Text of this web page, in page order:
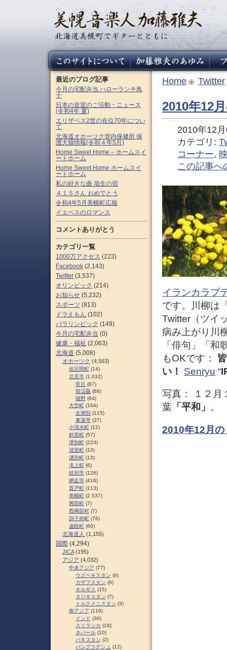
Home Twitter
2010年12
2010年12
カテゴリ:
コーナー,
この記事へ
イランカラプ
です。川柳は
Twitter（ツイ
病み上がり川
「俳句」「
もOKです：
い！
Senryu “
写真： １２月
葉 「平和」 。
2010年12月の
最近のブログ記事
今月の宅配弁当 ハローランチ鳥
十
日本の皇室のご活動・ニュース
(令和4年 夏)
エリザベス2世の在位70年につい
て
北海道オホーツク管内保健所 保
護犬猫情報(令和４年5月)
Home Sweet Home – ホームスイ
ートホーム
Home Sweet Home ホームスイ
ートホーム
私の好きな曲 埴生の宿
４１５さん おめでとう
令和4年5月美幌町広報
イエペスのロマンス
コメントありがとう
カテゴリ一覧
1000万アクセス (223)
Facebook (2,143)
Twitter (3,537)
オリンピック (214)
お知らせ (5,232)
スポーツ (813)
ドラえもん (102)
パラリンピック (149)
今月の宅配弁当 (0)
健康・福祉 (2,063)
北海道 (5,008)
オホーツク (4,563)
佐呂間町 (14)
北見市 (1,032)
常呂 (87)
留辺蘂 (68)
端野 (64)
大空町 (164)
女満別 (115)
東藻琴 (37)
小清水町 (12)
斜里町 (57)
津別町 (223)
清里町 (13)
湧別町 (13)
滝上町 (6)
紋別市 (126)
網走市 (416)
置戸町 (113)
美幌町 (2,537)
興部町 (7)
西興部村 (7)
訓子府町 (76)
遠軽町 (60)
北海道人 (1,155)
国際 (4,294)
JICA(195)
アジア (4,032)
中央アジア (77)
ウズベキスタン (9)
カザフスタン (6)
キルギス (15)
タジキスタン (7)
トルクメニスタン (3)
南アジア (118)
インド (36)
スリランカ (18)
ネパール (10)
パキスタン (2)
バングラデシュ (12)